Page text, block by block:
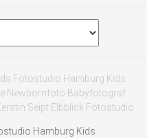
Hamburg Kids